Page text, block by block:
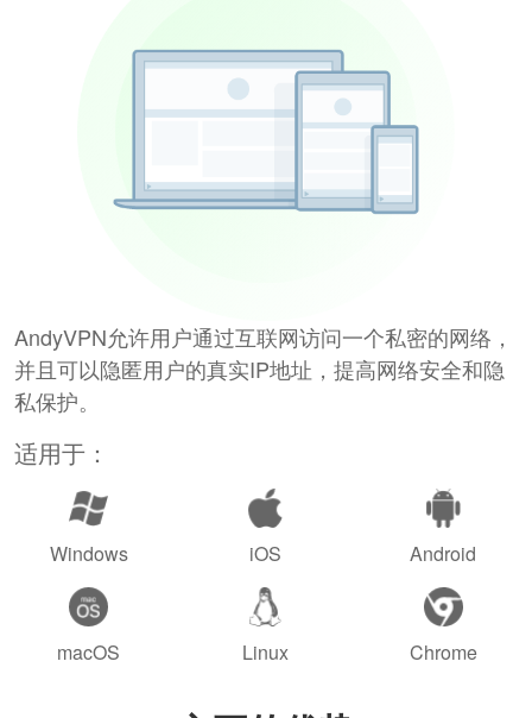
AndyVPN允许用户通过互联网访问一个私密的网络，
并且可以隐匿用户的真实IP地址，提高网络安全和隐
私保护。
适用于：
Windows iOS Android
macOS Linux Chrome